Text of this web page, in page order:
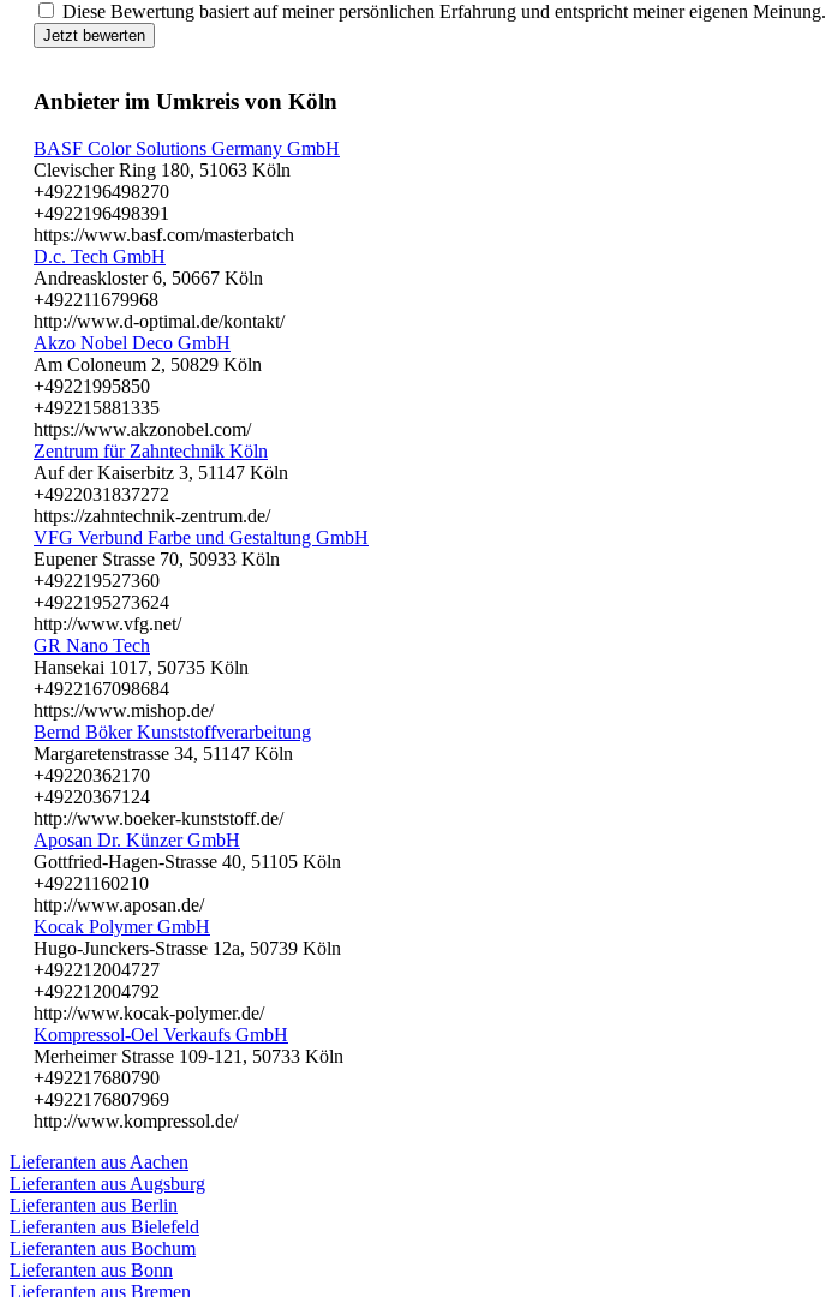
Diese Bewertung basiert auf meiner persönlichen Erfahrung und entspricht meiner eigenen Meinung.
Jetzt bewerten
Anbieter im Umkreis von Köln
BASF Color Solutions Germany GmbH
Clevischer Ring 180, 51063 Köln
+4922196498270
+4922196498391
https://www.basf.com/masterbatch
D.c. Tech GmbH
Andreaskloster 6, 50667 Köln
+492211679968
http://www.d-optimal.de/kontakt/
Akzo Nobel Deco GmbH
Am Coloneum 2, 50829 Köln
+49221995850
+492215881335
https://www.akzonobel.com/
Zentrum für Zahntechnik Köln
Auf der Kaiserbitz 3, 51147 Köln
+4922031837272
https://zahntechnik-zentrum.de/
VFG Verbund Farbe und Gestaltung GmbH
Eupener Strasse 70, 50933 Köln
+492219527360
+4922195273624
http://www.vfg.net/
GR Nano Tech
Hansekai 1017, 50735 Köln
+4922167098684
https://www.mishop.de/
Bernd Böker Kunststoffverarbeitung
Margaretenstrasse 34, 51147 Köln
+49220362170
+49220367124
http://www.boeker-kunststoff.de/
Aposan Dr. Künzer GmbH
Gottfried-Hagen-Strasse 40, 51105 Köln
+49221160210
http://www.aposan.de/
Kocak Polymer GmbH
Hugo-Junckers-Strasse 12a, 50739 Köln
+492212004727
+492212004792
http://www.kocak-polymer.de/
Kompressol-Oel Verkaufs GmbH
Merheimer Strasse 109-121, 50733 Köln
+492217680790
+4922176807969
http://www.kompressol.de/
Lieferanten aus Aachen
Lieferanten aus Augsburg
Lieferanten aus Berlin
Lieferanten aus Bielefeld
Lieferanten aus Bochum
Lieferanten aus Bonn
Lieferanten aus Bremen